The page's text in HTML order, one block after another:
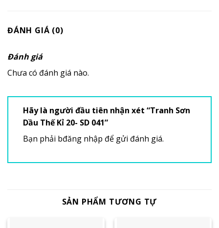
ĐÁNH GIÁ (0)
Đánh giá
Chưa có đánh giá nào.
Hãy là người đầu tiên nhận xét “Tranh Sơn
Dầu Thế Kỉ 20- SD 041”
Bạn phải bđăng nhập để gửi đánh giá.
SẢN PHẨM TƯƠNG TỰ